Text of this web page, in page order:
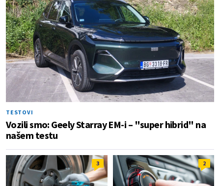
TESTOVI
Vozili smo: Geely Starray EM-i – "super hibrid" na
našem testu
3 2